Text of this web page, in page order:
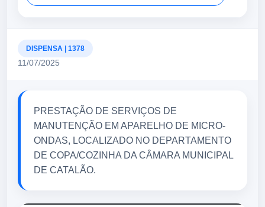
DISPENSA | 1378
11/07/2025
PRESTAÇÃO DE SERVIÇOS DE
MANUTENÇÃO EM APARELHO DE MICRO-
ONDAS, LOCALIZADO NO DEPARTAMENTO
DE COPA/COZINHA DA CÂMARA MUNICIPAL
DE CATALÃO.